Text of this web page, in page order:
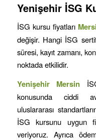
Yenişehir İSG
İSG kursu fiyatları
değişir. Hangi İSG
süresi, kayıt zamanı,
noktada etkilidir.
Yenişehir Mersin
konusunda ciddi
uluslararası
İSG kursunu uygun
veriyoruz. Ayrıca